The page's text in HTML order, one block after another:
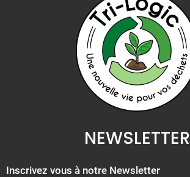
NEWSLETTER
Inscrivez vous à notre Newsletter